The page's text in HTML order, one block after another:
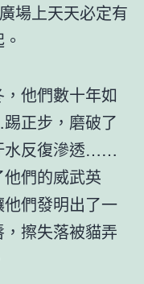
場上天天必定有
他們數十年如
正步，磨破了
水反復滲透……
們的威武英
們發明出了一
擦失落被貓弄